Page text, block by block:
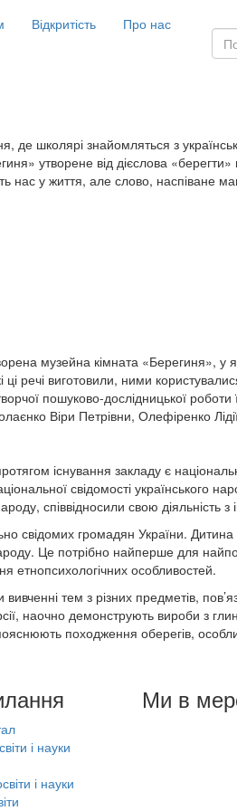
Відкритість Про нас
де школярі знайомляться з
утворене від дієслова «берегти»
нас у життя, але слово, наспіване
музейна кімната «Берегиня», у
речі виготовили, ними
пошуково-дослідницької роботи
Віри Петрівни, Олефіренко
існування закладу є
свідомості українського
співвідносили свою діяльність з
свідомих громадян України.
Це потрібно найперше для
етнопсихологічних особливостей.
тем з різних предметів,
наочно демонструють вироби з
походження оберегів,
і науки
і науки
Ми в